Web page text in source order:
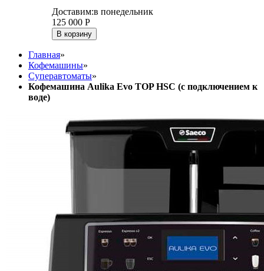
Доставим:в понедельник
125 000 Р
В корзину
Главная»
Кофемашины»
Суперавтоматы»
Кофемашина Aulika Evo TOP HSC (с подключением к
воде)